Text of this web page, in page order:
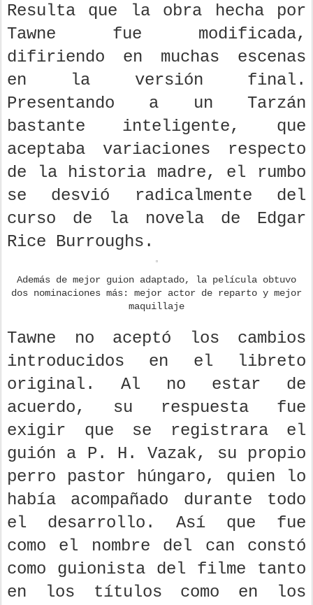
Resulta que la obra hecha por
Tawne fue modificada,
difiriendo en muchas escenas
en la versión final.
Presentando a un Tarzán
bastante inteligente, que
aceptaba variaciones respecto
de la historia madre, el rumbo
se desvió radicalmente del
curso de la novela de Edgar
Rice Burroughs.
Además de mejor guion adaptado, la película obtuvo
dos nominaciones más: mejor actor de reparto y mejor
maquillaje
Tawne no aceptó los cambios
introducidos en el libreto
original. Al no estar de
acuerdo, su respuesta fue
exigir que se registrara el
guión a P. H. Vazak, su propio
perro pastor húngaro, quien lo
había acompañado durante todo
el desarrollo. Así que fue
como el nombre del can constó
como guionista del filme tanto
en los títulos como en los